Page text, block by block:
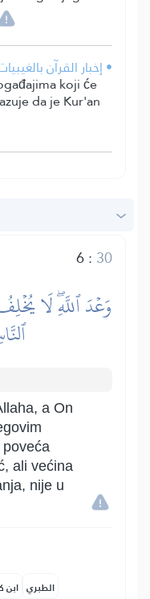
• إخبار القرآن
koji će
da je Kur'an
6: 30
وَعۡدَ ٱللَّهِۖ لَا
a On
ali većina
nije u
ابن الطبري